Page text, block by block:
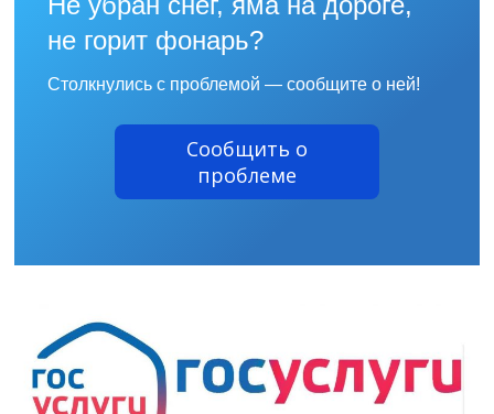
не горит фонарь?
Столкнулись с проблемой — сообщите о ней!
Сообщить о
проблеме